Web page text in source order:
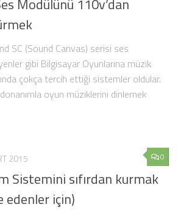
Modülünü 110v’dan
SC (Sound Canvas) serisi ses
gibi Bilgisayar Oyunlarına müzik
çokça tercih ettiği sistemler oldular.
oyun müziklerini dinlemek
0
2015
Sistemini sıfırdan kurmak
edenler için)